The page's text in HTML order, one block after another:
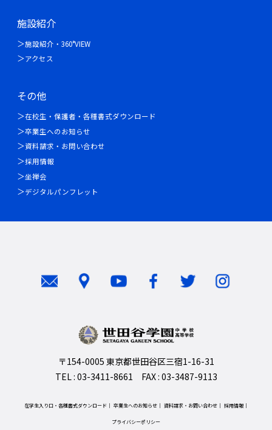
施設紹介
施設紹介・360°VIEW
アクセス
その他
在校生・保護者・各種書式ダウンロード
卒業生へのお知らせ
資料請求・お問い合わせ
採用情報
坐禅会
デジタルパンフレット
〒154-0005 東京都世田谷区三宿1-16-31
TEL : 03-3411-8661 FAX : 03-3487-9113
在学生入り口・各種書式ダウンロード 卒業生へのお知らせ 資料請求・お問い合わせ 採用情報
プライバシーポリシー